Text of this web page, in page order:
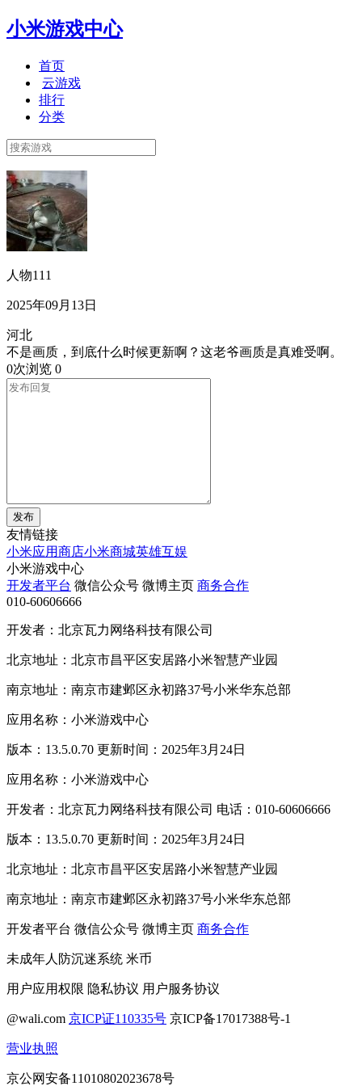
小米游戏中心
首页
云游戏
排行
分类
人物111
2025年09月13日
河北
不是画质，到底什么时候更新啊？这老爷画质是真难受啊。
0次浏览 0
发布
友情链接
小米应用商店小米商城英雄互娱
小米游戏中心
开发者平台 微信公众号 微博主页 商务合作
010-60606666
开发者：北京瓦力网络科技有限公司
北京地址：北京市昌平区安居路小米智慧产业园
南京地址：南京市建邺区永初路37号小米华东总部
应用名称：小米游戏中心
版本：13.5.0.70 更新时间：2025年3月24日
应用名称：小米游戏中心
开发者：北京瓦力网络科技有限公司 电话：010-60606666
版本：13.5.0.70 更新时间：2025年3月24日
北京地址：北京市昌平区安居路小米智慧产业园
南京地址：南京市建邺区永初路37号小米华东总部
开发者平台 微信公众号 微博主页 商务合作
未成年人防沉迷系统 米币
用户应用权限 隐私协议 用户服务协议
@wali.com 京ICP证110335号 京ICP备17017388号-1
营业执照
京公网安备11010802023678号